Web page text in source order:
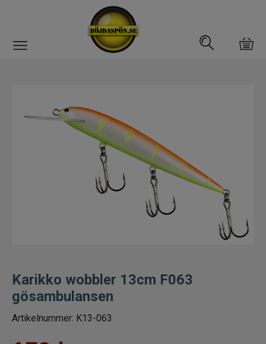
Abborrfemman
Betespaket
Handgjorda beten
Karikko wobbler 13cm F063
gösambulansen
Artikelnummer: K13-063